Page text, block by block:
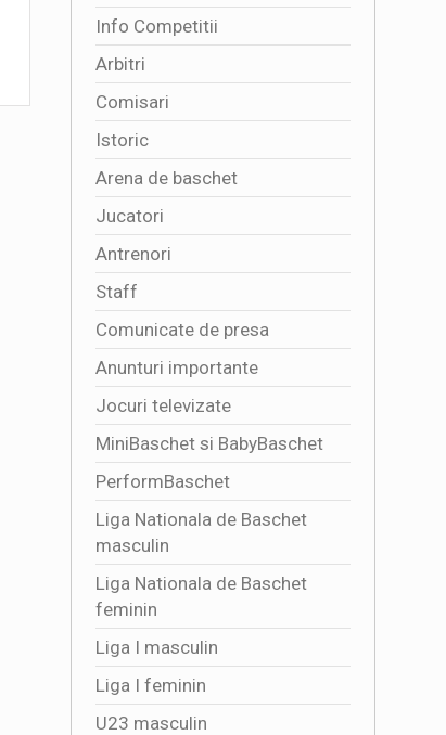
Danubius Arena din Tulcea a fost
inaugurata oficial
2026-08-01 16:47:03
Info Competitii
Arbitri
Comisari
Istoric
Arena de baschet
Jucatori
Antrenori
Staff
Comunicate de presa
Anunturi importante
Jocuri televizate
MiniBaschet si BabyBaschet
PerformBaschet
Liga Nationala de Baschet
masculin
Liga Nationala de Baschet
feminin
Liga I masculin
Liga I feminin
U23 masculin